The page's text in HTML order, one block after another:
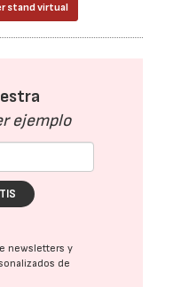
stand virtual
ejemplo
newsletters y
de